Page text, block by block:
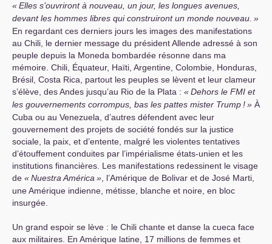
«Elles s’ouvriront à nouveau, un jour, les longues avenues,
devant les hommes libres qui construiront un monde nouveau. »
En regardant ces derniers jours les images des manifestations
au Chili, le dernier message du président Allende adressé à son
peuple depuis la Moneda bombardée résonne dans ma
mémoire. Chili, Équateur, Haïti, Argentine, Colombie, Honduras,
Brésil, Costa Rica, partout les peuples se lèvent et leur clameur
s’élève, des Andes jusqu’au Rio de la Plata : «Dehors le FMI et
les gouvernements corrompus, bas les pattes mister Trump !» À
Cuba ou au Venezuela, d’autres défendent avec leur
gouvernement des projets de société fondés sur la justice
sociale, la paix, et d’entente, malgré les violentes tentatives
d’étouffement conduites par l’impérialisme états-unien et les
institutions financières. Les manifestations redessinent le visage
de «Nuestra América » , l’Amérique de Bolivar et de José Marti,
une Amérique indienne, métisse, blanche et noire, en bloc
insurgée.
Un grand espoir se lève : le Chili chante et danse la cueca face
aux militaires. En Amérique latine, 17 millions de femmes et